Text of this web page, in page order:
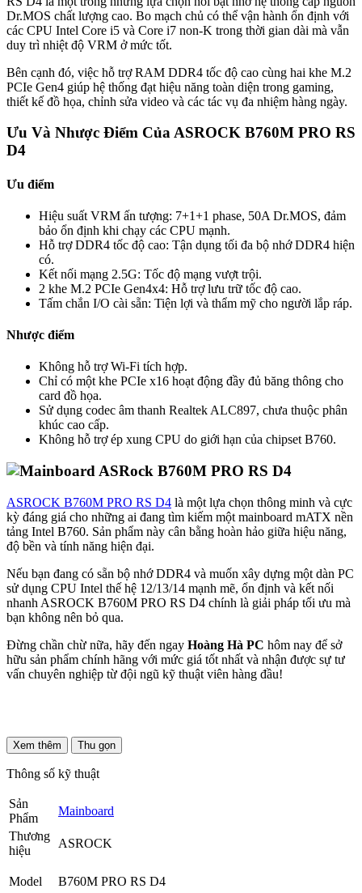
Dr.MOS chất lượng cao. Bo mạch chủ có thể vận hành ổn định với
các CPU Intel Core i5 và Core i7 non-K trong thời gian dài mà vẫn
duy trì nhiệt độ VRM ở mức tốt.
Bên cạnh đó, việc hỗ trợ RAM DDR4 tốc độ cao cùng hai khe M.2
PCIe Gen4 giúp hệ thống đạt hiệu năng toàn diện trong gaming,
thiết kế đồ họa, chỉnh sửa video và các tác vụ đa nhiệm hàng ngày.
Ưu Và Nhược Điểm Của ASROCK B760M PRO RS
D4
Ưu điểm
Hiệu suất VRM ấn tượng: 7+1+1 phase, 50A Dr.MOS, đảm
bảo ổn định khi chạy các CPU mạnh.
Hỗ trợ DDR4 tốc độ cao: Tận dụng tối đa bộ nhớ DDR4 hiện
có.
Kết nối mạng 2.5G: Tốc độ mạng vượt trội.
2 khe M.2 PCIe Gen4x4: Hỗ trợ lưu trữ tốc độ cao.
Tấm chắn I/O cài sẵn: Tiện lợi và thẩm mỹ cho người lắp ráp.
Nhược điểm
Không hỗ trợ Wi-Fi tích hợp.
Chỉ có một khe PCIe x16 hoạt động đầy đủ băng thông cho
card đồ họa.
Sử dụng codec âm thanh Realtek ALC897, chưa thuộc phân
khúc cao cấp.
Không hỗ trợ ép xung CPU do giới hạn của chipset B760.
ASROCK B760M PRO RS D4 là một lựa chọn thông minh và cực
kỳ đáng giá cho những ai đang tìm kiếm một mainboard mATX nền
tảng Intel B760. Sản phẩm này cân bằng hoàn hảo giữa hiệu năng,
độ bền và tính năng hiện đại.
Nếu bạn đang có sẵn bộ nhớ DDR4 và muốn xây dựng một dàn PC
sử dụng CPU Intel thế hệ 12/13/14 mạnh mẽ, ổn định và kết nối
nhanh ASROCK B760M PRO RS D4 chính là giải pháp tối ưu mà
bạn không nên bỏ qua.
Đừng chần chừ nữa, hãy đến ngay Hoàng Hà PC hôm nay để sở
hữu sản phẩm chính hãng với mức giá tốt nhất và nhận được sự tư
vấn chuyên nghiệp từ đội ngũ kỹ thuật viên hàng đầu!
Xem thêm Thu gọn
Thông số kỹ thuật
Sản
Phẩm
Mainboard
Thương
hiệu
ASROCK
Model B760M PRO RS D4